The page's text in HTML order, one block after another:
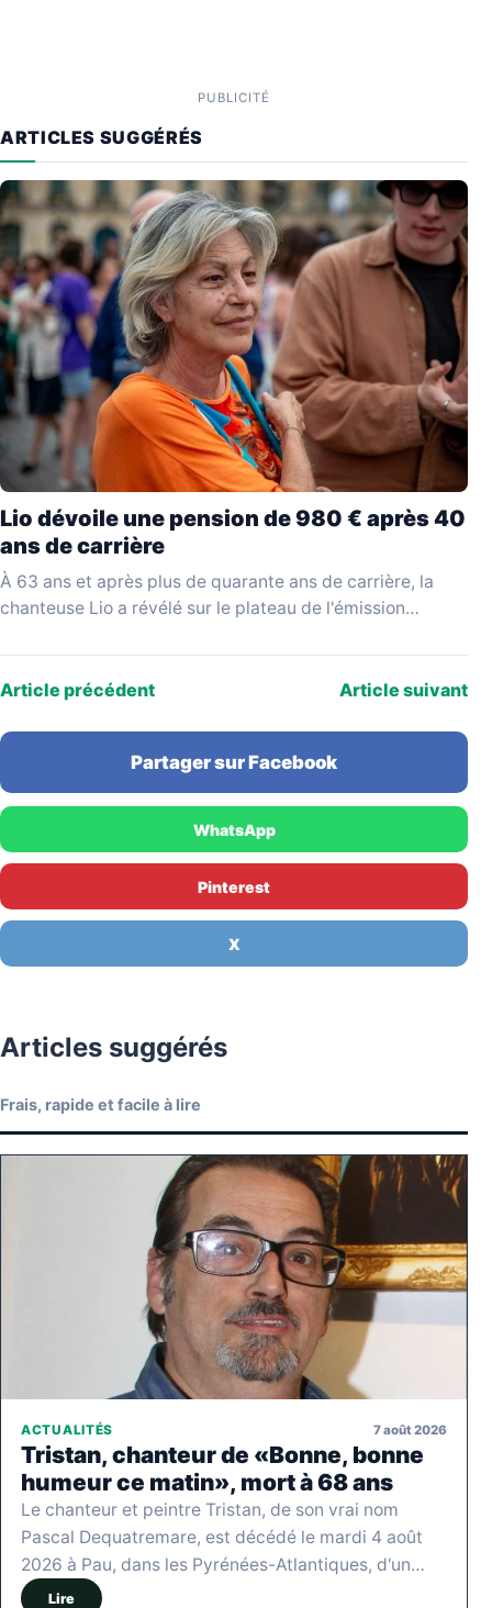
PUBLICITÉ
ARTICLES SUGGÉRÉS
Lio dévoile une pension de 980 € après 40
ans de carrière
À 63 ans et après plus de quarante ans de carrière, la
chanteuse Lio a révélé sur le plateau de l'émission
Article précédent Article suivant
Partager sur Facebook
WhatsApp
Pinterest
X
Articles suggérés
Frais, rapide et facile à lire
ACTUALITÉS 7 août 2026
Tristan, chanteur de «Bonne, bonne
humeur ce matin», mort à 68 ans
Le chanteur et peintre Tristan, de son vrai nom
Pascal Dequatremare, est décédé le mardi 4 août
2026 à Pau, dans les Pyrénées-Atlantiques, d'un…
Lire